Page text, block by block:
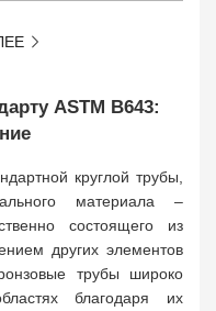
ASTM B643:
круглой трубы,
материала –
состоящего из
других элементов
трубы широко
благодаря их